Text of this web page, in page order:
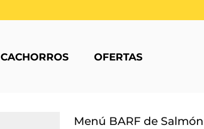
CACHORROS OFERTAS
Menú BARF de